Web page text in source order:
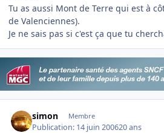
Tu as aussi Mont de Terre qui est à
de Valenciennes).
Je ne sais pas si c'est ça que tu
simon Membre
Publication: 14 juin 200620 ans